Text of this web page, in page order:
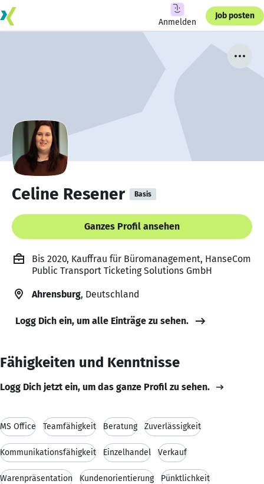
Anmelden
Job posten
Celine Resener Basis
Ganzes Profil ansehen
Bis 2020, Kauffrau für Büromanagement, HanseCom
Public Transport Ticketing Solutions GmbH
Ahrensburg, Deutschland
Logg Dich ein, um alle Einträge zu sehen.
Fähigkeiten und Kenntnisse
Logg Dich jetzt ein, um das ganze Profil zu sehen.
MS Office Teamfähigkeit Beratung Zuverlässigkeit
Kommunikationsfähigkeit Einzelhandel Verkauf
Warenpräsentation Kundenorientierung Pünktlichkeit